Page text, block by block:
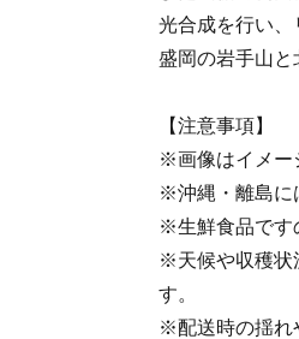
光合成を行い、
盛岡の岩手山と
【注意事項】
※画像はイメー
※沖縄・離島に
※生鮮食品です
※天候や収穫状
す。
※配送時の揺れ